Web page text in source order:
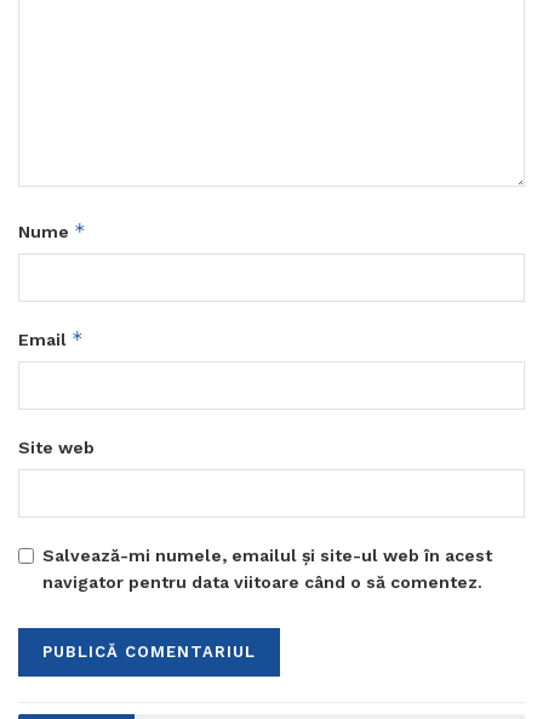
Nume *
Email *
Site web
Salvează-mi numele, emailul și site-ul web în acest
navigator pentru data viitoare când o să comentez.